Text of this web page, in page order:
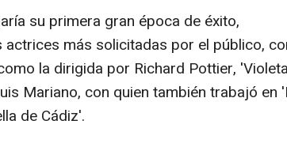
su primera gran época de éxito,
actrices más solicitadas por el público,
la dirigida por Richard Pottier,
Mariano, con quien también trabajó en
de Cádiz'.